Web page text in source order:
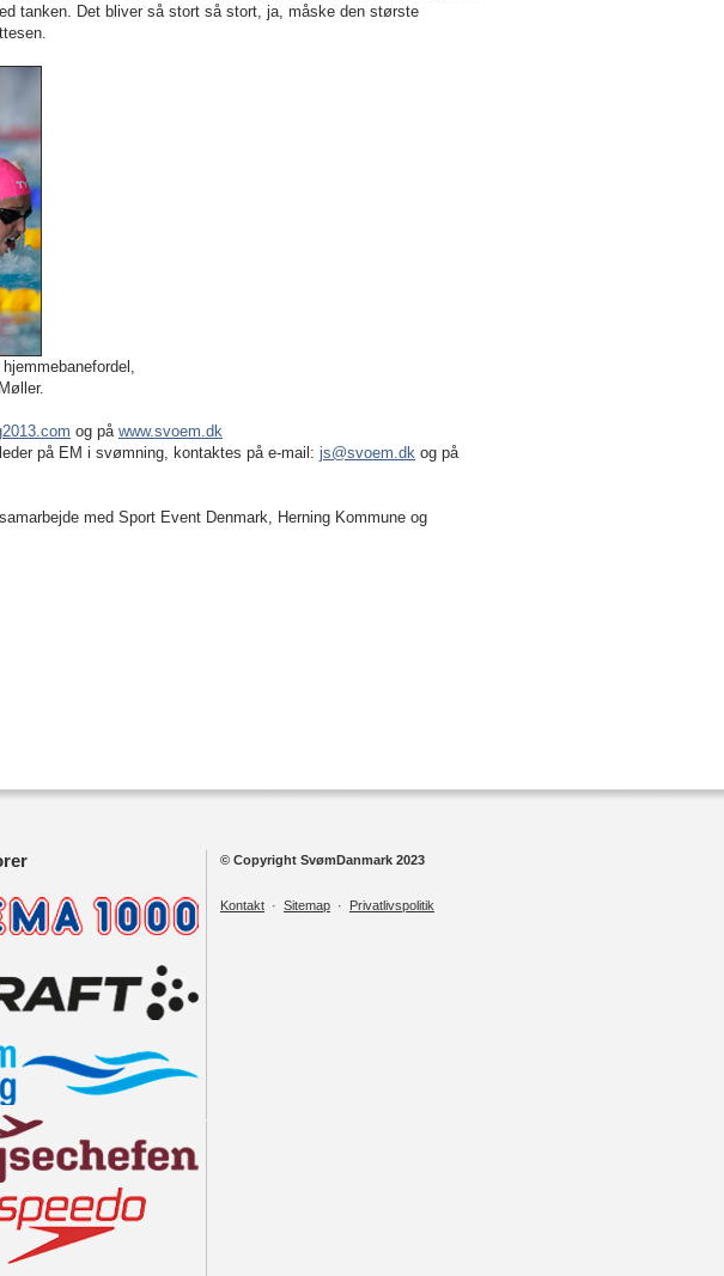
tanken. Det bliver så stort så stort, ja, måske den største
og på www.svoem.dk
på EM i svømning, kontaktes på e-mail: js@svoem.dk og på
med Sport Event Denmark, Herning Kommune og
© Copyright SvømDanmark 2023
Kontakt · Sitemap · Privatlivspolitik